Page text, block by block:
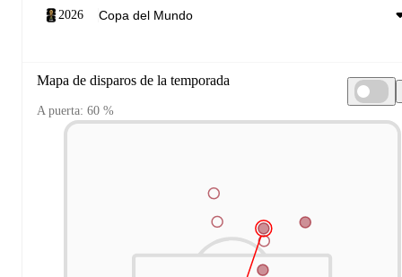
2026
Mapa de disparos de la temporada
A puerta: 60 %